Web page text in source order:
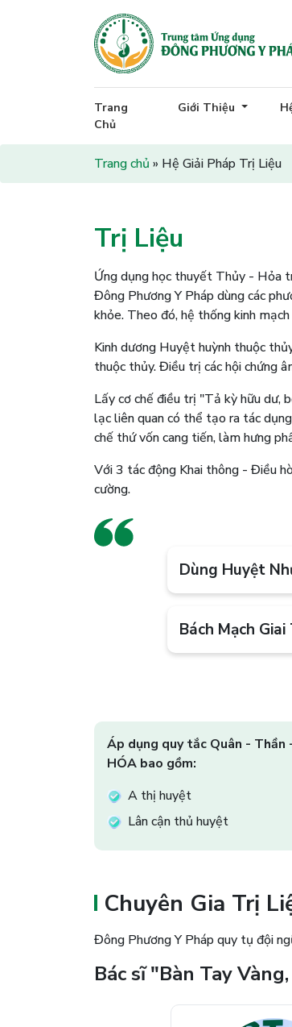
Trang
Chủ
Giới Thiệu
Trang chủ » Hệ Giải Pháp Trị Liệu
Trị Liệu
Ứng dụng học thuyết Thủy - Hỏa
Đông Phương Y Pháp dùng các
khỏe. Theo đó, hệ thống kinh
Kinh dương Huyệt huỳnh thuộc
thuộc thủy. Điều trị các hội chứng
Lấy cơ chế điều trị "Tả kỳ hữu dư,
lạc liên quan có thể tạo ra tác
chế thứ vốn cang tiến, làm hưng
Với 3 tác động Khai thông - Điều
cường.
Dùng Huyệt
Bách Mạch
Áp dụng quy tắc Quân -
HÓA bao gồm:
A thị huyệt
Lân cận thủ huyệt
Chuyên Gia Trị
Đông Phương Y Pháp quy tụ đội
Bác sĩ "Bàn Tay